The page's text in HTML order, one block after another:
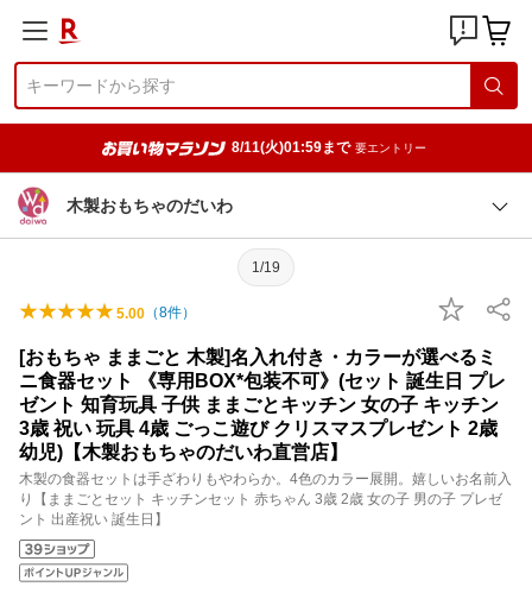
8/11(火)01:59まで 要エントリー
木製おもちゃのだいわ
1/19
5.00 （8件）
[おもちゃ ままごと 木製]名入れ付き・カラーが選べるミ
ニ食器セット 《専用BOX*包装不可》(セット 誕生日 プレ
ゼント 知育玩具 子供 ままごとキッチン 女の子 キッチン
3歳 祝い 玩具 4歳 ごっこ遊び クリスマスプレゼント 2歳
幼児)【木製おもちゃのだいわ直営店】
木製の食器セットは手ざわりもやわらか。4色のカラー展開。嬉しいお名前入
り【ままごとセット キッチンセット 赤ちゃん 3歳 2歳 女の子 男の子 プレゼ
ント 出産祝い 誕生日】